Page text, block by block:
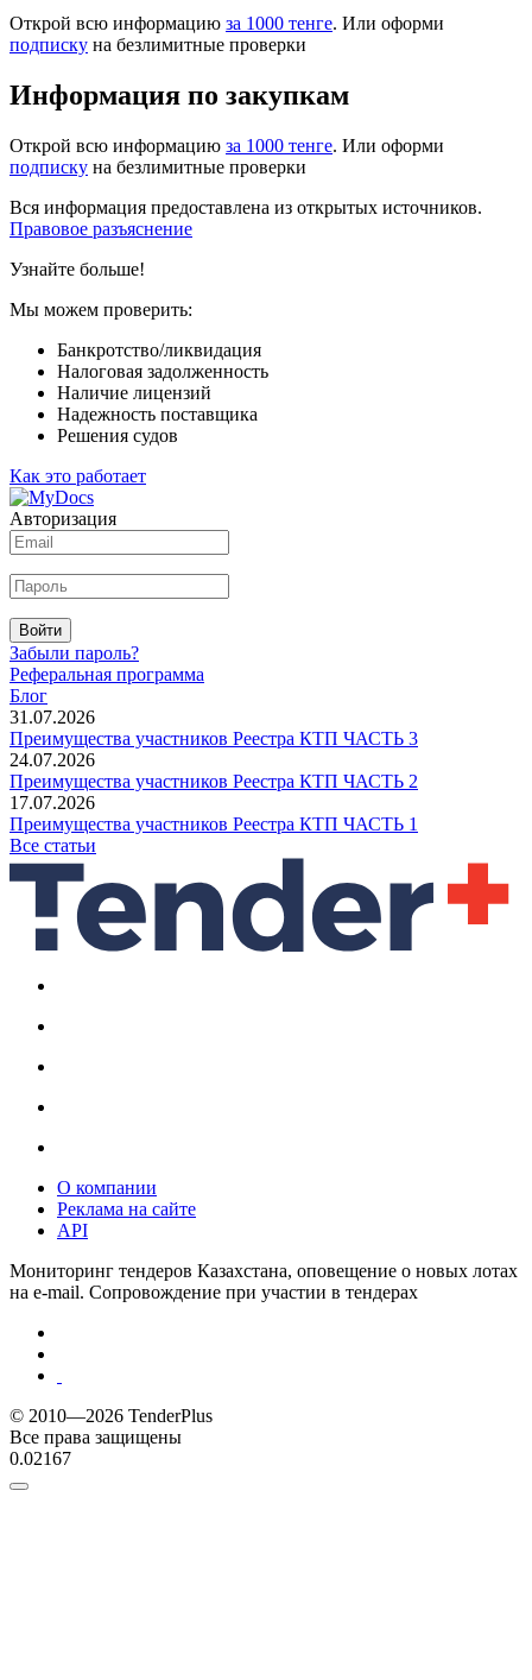
Открой всю информацию за 1000 тенге. Или оформи
подписку на безлимитные проверки
Информация по закупкам
Открой всю информацию за 1000 тенге. Или оформи
подписку на безлимитные проверки
Вся информация предоставлена из открытых источников.
Правовое разъяснение
Узнайте больше!
Мы можем проверить:
Банкротство/ликвидация
Налоговая задолженность
Наличие лицензий
Надежность поставщика
Решения судов
Как это работает
Авторизация
Войти
Забыли пароль?
Реферальная программа
Блог
31.07.2026
Преимущества участников Реестра КТП ЧАСТЬ 3
24.07.2026
Преимущества участников Реестра КТП ЧАСТЬ 2
17.07.2026
Преимущества участников Реестра КТП ЧАСТЬ 1
Все статьи
О компании
Реклама на сайте
API
Мониторинг тендеров Казахстана, оповещение о новых лотах
на e-mail. Сопровождение при участии в тендерах
© 2010—2026 TenderPlus
Все права защищены
0.02167